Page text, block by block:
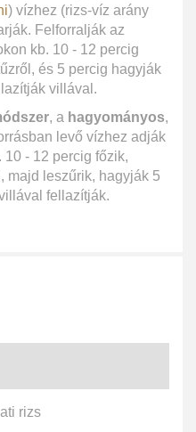
) vízhez (rizs-víz arány
Felforralják az
kb. 10 - 12 percig
és 5 percig hagyják
villával.
, a hagyományos,
levő vízhez adják
10 - 12 percig főzik,
majd leszűrik, hagyják 5
fellazítják.
rizs